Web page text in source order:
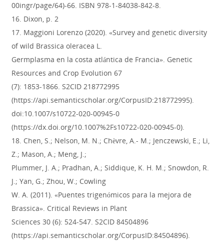
00ingr/page/64)-66. ISBN 978-1-84038-842-8.
16. Dixon, p. 2
17. Maggioni Lorenzo (2020). «Survey and genetic diversity
of wild Brassica oleracea L.
Germplasma en la costa atlántica de Francia». Genetic
Resources and Crop Evolution 67
(7): 1853-1866. S2CID 218772995
(https://api.semanticscholar.org/CorpusID:218772995).
doi:10.1007/s10722-020-00945-0
(https://dx.doi.org/10.1007%2Fs10722-020-00945-0).
18. Chen, S.; Nelson, M. N.; Chèvre, A.- M.; Jenczewski, E.; Li,
Z.; Mason, A.; Meng, J.;
Plummer, J. A.; Pradhan, A.; Siddique, K. H. M.; Snowdon, R.
J.; Yan, G.; Zhou, W.; Cowling
W. A. (2011). «Puentes trigenómicos para la mejora de
Brassica». Critical Reviews in Plant
Sciences 30 (6): 524-547. S2CID 84504896
(https://api.semanticscholar.org/CorpusID:84504896).